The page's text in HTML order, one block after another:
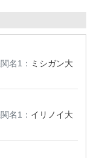
名1： ミシガン大
名1： イリノイ大